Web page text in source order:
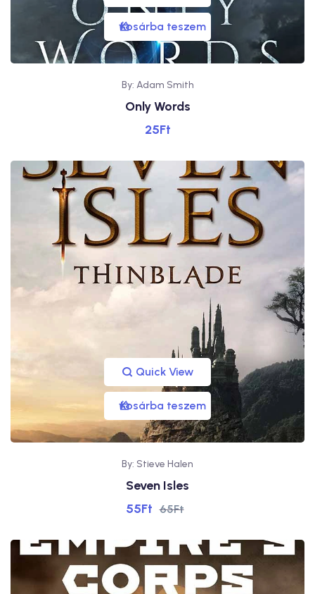
Kosárba teszem
By: Adam Smith
Only Words
25Ft
Quick View
Kosárba teszem
By: Stieve Halen
Seven Isles
65Ft
55Ft